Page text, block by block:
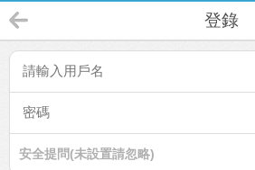
登錄
安全提問(未設置請忽略)